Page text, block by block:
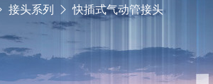
接头系列 快插式气动管接头